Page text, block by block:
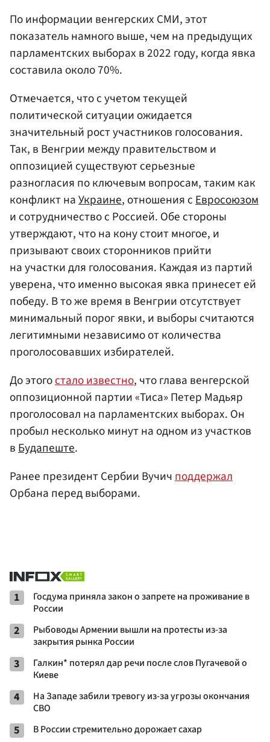
По информации венгерских СМИ, этот
показатель намного выше, чем на предыдущих
парламентских выборах в 2022 году, когда явка
составила около 70%.
Отмечается, что с учетом текущей
политической ситуации ожидается
значительный рост участников голосования.
Так, в Венгрии между правительством и
оппозицией существуют серьезные
разногласия по ключевым вопросам, таким как
конфликт наУкраине, отношения сЕвросоюзом
и сотрудничество с Россией. Обе стороны
утверждают, что на кону стоит многое, и
призывают своих сторонников прийти
на участки для голосования. Каждая из партий
уверена, что именно высокая явка принесет ей
победу. В то же время в Венгрии отсутствует
минимальный порог явки, и выборы считаются
легитимными независимо от количества
проголосовавших избирателей.
До этогостало известно, что глава венгерской
оппозиционной партии «Тиса» Петер Мадьяр
проголосовал на парламентских выборах. Он
пробыл несколько минут на одном из участков
вБудапеште.
Ранее президент Сербии Вучичподдержал
Орбана перед выборами.
1
Госдума приняла закон о запрете на проживание в
России
2
Рыбоводы Армении вышли на протесты из-за
закрытия рынка России
3
Галкин* потерял дар речи после слов Пугачевой о
Киеве
4
На Западе забили тревогу из-за угрозы окончания
СВО
5 В России стремительно дорожает сахар